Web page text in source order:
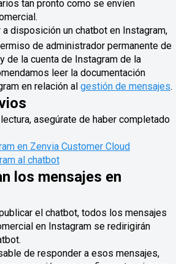
tan pronto como se envíen
a disposición un chatbot en Instagram,
de administrador permanente de
de la cuenta de Instagram de la
leer la documentación
en relación al gestión de mensajes.
asegúrate de haber completado
en Zenvia Customer Cloud
al chatbot
los mensajes en
el chatbot, todos los mensajes
en Instagram se redirigirán
de responder a esos mensajes,